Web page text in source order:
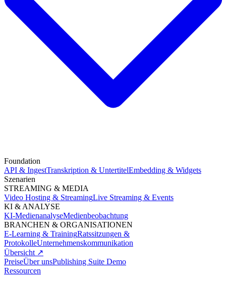
Foundation
API & IngestTranskription & UntertitelEmbedding & Widgets
Szenarien
STREAMING & MEDIA
Video Hosting & StreamingLive Streaming & Events
KI & ANALYSE
KI-MedienanalyseMedienbeobachtung
BRANCHEN & ORGANISATIONEN
E-Learning & TrainingRatssitzungen &
ProtokolleUnternehmenskommunikation
Übersicht ↗
PreiseÜber unsPublishing Suite Demo
Ressourcen